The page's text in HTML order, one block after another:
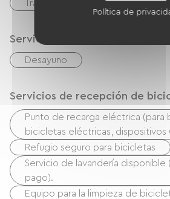
Transferencia cheques
Servicios
Desayuno
Servicios de recepción de
Punto de recarga eléctrica (para
bicicletas eléctricas, dispositivos
Refugio seguro para bicicletas
Servicio de lavandería
pago).
Equipo para la limpieza de
Política de